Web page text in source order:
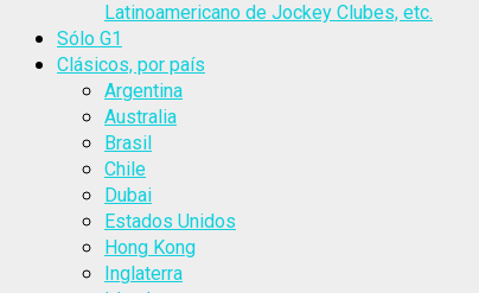
Latinoamericano de Jockey Clubes, etc.
Sólo G1
Clásicos, por país
Argentina
Australia
Brasil
Chile
Dubai
Estados Unidos
Hong Kong
Inglaterra